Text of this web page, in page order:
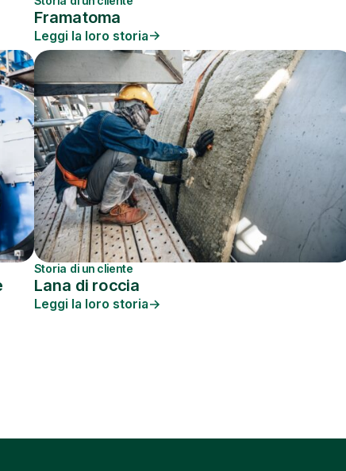
Framatoma
Leggi la loro storia
Storia di un cliente
Lana di roccia
Leggi la loro storia